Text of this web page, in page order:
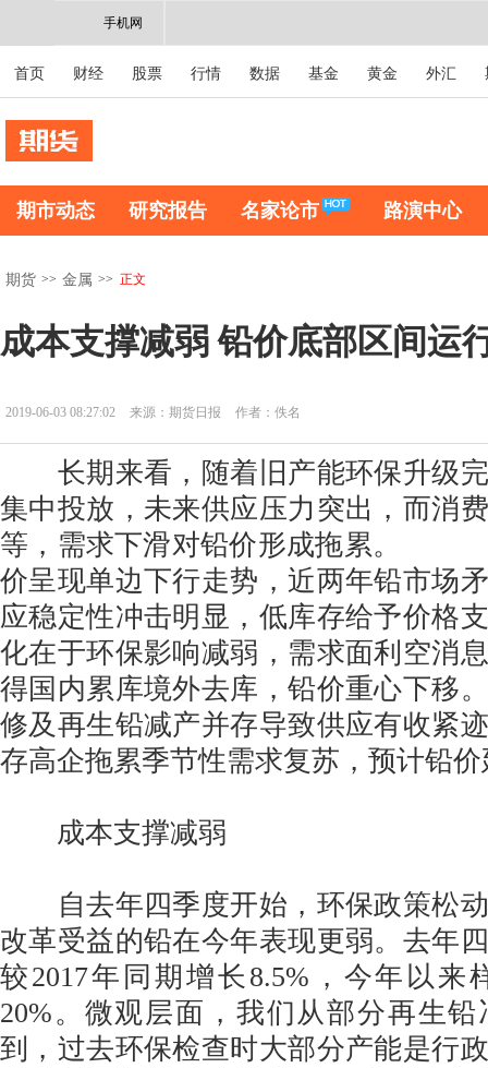
手机网
首页 财经 股票 行情 数据 基金 黄金 外汇
期市动态 研究报告 名家论市 路演中心
期货 >> 金属 >> 正文
成本支撑减弱 铅价底部区间运
2019-06-03 08:27:02 来源：期货日报 作者：佚名
长期来看，随着旧产能环保升级完
集中投放，未来供应压力突出，而消
等，需求下滑对铅价形成拖累。
价呈现单边下行走势，近两年铅市场
应稳定性冲击明显，低库存给予价格
化在于环保影响减弱，需求面利空消
得国内累库境外去库，铅价重心下移
修及再生铅减产并存导致供应有收紧
存高企拖累季节性需求复苏，预计铅
成本支撑减弱
自去年四季度开始，环保政策松动
改革受益的铅在今年表现更弱。去年
较2017年同期增长8.5%，今年以来
20%。微观层面，我们从部分再生
到，过去环保检查时大部分产能是行